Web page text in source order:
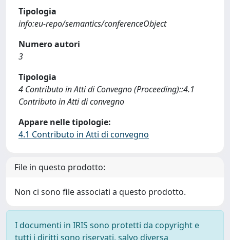
Tipologia
info:eu-repo/semantics/conferenceObject
Numero autori
3
Tipologia
4 Contributo in Atti di Convegno (Proceeding)::4.1
Contributo in Atti di convegno
Appare nelle tipologie:
4.1 Contributo in Atti di convegno
File in questo prodotto:
Non ci sono file associati a questo prodotto.
I documenti in IRIS sono protetti da copyright e
tutti i diritti sono riservati, salvo diversa